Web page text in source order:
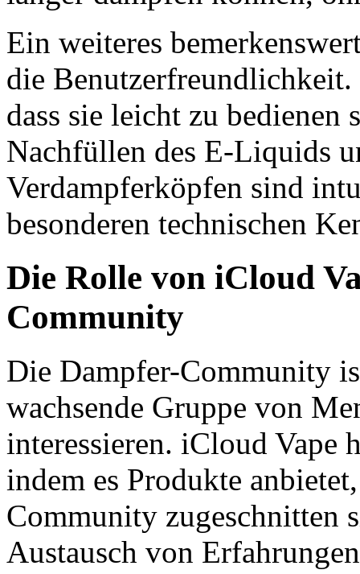
Ein weiteres
die
dass sie leicht zu bedienen
Nachfüllen des E-Liquids
Verdampferköpfen sind
besonderen technischen
Die Rolle von iCloud
Community
Die Dampfer-Community
wachsende Gruppe von
interessieren. iCloud Vape
indem es Produkte
Community zugeschnitten
Austausch von